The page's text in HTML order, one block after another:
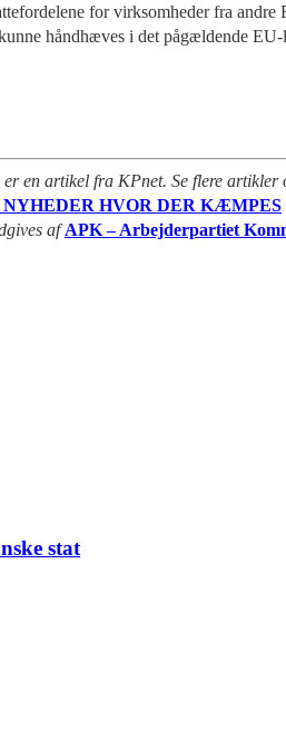
for virksomheder fra
håndhæves i det pågældende EU-
er en artikel fra KPnet. Se flere artikler
NYHEDER HVOR DER KÆMPES
afAPK – Arbejderpartiet
stat